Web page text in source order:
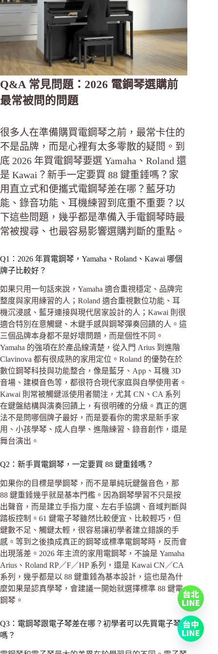
Q&A 常見問題：2026 電鋼琴選購前
最常被問的問題
很多人在準備購買電鋼琴之前，最常卡住的
不是品牌，而是心裡有太多零散的疑問。到
底 2026 年買電鋼琴要選 Yamaha、Roland 還
是 Kawai？新手一定要買 88 鍵重錘嗎？家
用直立式和便攜式電鋼琴差在哪？藍牙功
能、錄音功能、耳機練習到底重不重要？以
下這些問題，幾乎都是準備入手電鋼琴時最
常被搜尋、也最容易影響選購判斷的重點。
Q1：2026 年買電鋼琴，Yamaha、Roland、Kawai 哪個
牌子比較好？
如果只用一句話來說，Yamaha 適合重視穩定、品牌完
整度與家用練習的人；Roland 適合重視數位功能、耳
機沉浸感、藍牙連接與現代居家設計的人；Kawai 則很
適合特別在意觸鍵、木鍵手感與鋼琴彈奏回饋的人。這
三個品牌本身都不是好壞問題，而是個性不同。
Yamaha 的強項在於產品線清楚，從入門 Arius 到進階
Clavinova 都有很成熟的家用定位。Roland 的優勢在於
數位鋼琴科技與功能整合，像是藍牙、App、耳機 3D
音場、建模音色等，都很符合現代家庭與自學使用者。
Kawai 則常被觸鍵派使用者關注，尤其 CN、CA 系列
在鍵盤結構與演奏回饋上，有很明確的分級。真正的選
法不是問哪個牌子最好，而是要看你的需求是新手家
用、小孩學琴、成人自學、進階練習、錄音創作，還是
舞台演出。
Q2：新手買電鋼琴，一定要買 88 鍵重錘嗎？
如果你的目標是學鋼琴，而不是單純玩鍵盤音色，那
88 鍵重錘幾乎就是基本門檻。因為鋼琴學習不只是按
出聲音，而是建立手指力度、左右手協調、音域判斷與
踏板控制。61 鍵電子琴雖然比較便宜、比較輕巧，但
鍵數不足、觸鍵太輕，很容易讓初學者建立錯誤的手
感。等到之後換成真正的鋼琴或標準電鋼琴時，反而會
出現落差。2026 年主流的家用電鋼琴，不論是 Yamaha
Arius、Roland RP／F／HP 系列，還是 Kawai CN／CA
系列，幾乎都是以 88 鍵重錘為基本設計，這也是為什
麼如果是認真學琴，會建議一開始就選擇標準 88 鍵電
鋼琴。
Q3：電鋼琴跟電子琴差在哪？初學者可以先買電子琴
嗎？